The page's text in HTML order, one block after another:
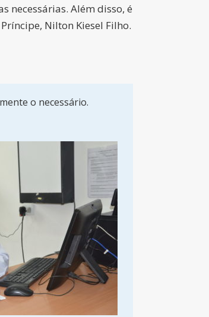
necessárias. Além disso, é
Nilton Kiesel Filho.
o necessário.